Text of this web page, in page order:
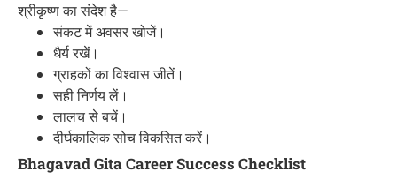
श्रीकृष्ण का संदेश है—
संकट में अवसर खोजें।
धैर्य रखें।
ग्राहकों का विश्वास जीतें।
सही निर्णय लें।
लालच से बचें।
दीर्घकालिक सोच विकसित करें।
Bhagavad Gita Career Success Checklist